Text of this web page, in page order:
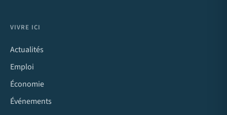
VIVRE ICI
Actualités
Emploi
Économie
Événements